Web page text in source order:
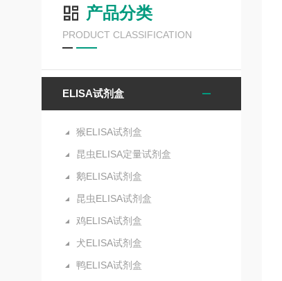
产品分类
PRODUCT CLASSIFICATION
ELISA试剂盒
猴ELISA试剂盒
昆虫ELISA定量试剂盒
鹅ELISA试剂盒
昆虫ELISA试剂盒
鸡ELISA试剂盒
犬ELISA试剂盒
鸭ELISA试剂盒